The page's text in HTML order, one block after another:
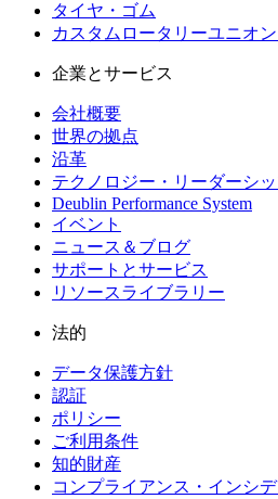
タイヤ・ゴム
カスタムロータリーユニオ
企業とサービス
会社概要
世界の拠点
沿革
テクノロジー・リーダーシ
Deublin Performance System
イベント
ニュース＆ブログ
サポートとサービス
リソースライブラリー
法的
データ保護方針
認証
ポリシー
ご利用条件
知的財産
コンプライアンス・インシ